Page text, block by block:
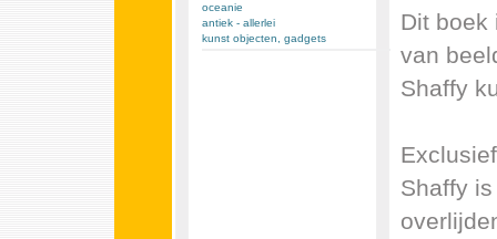
oceanie
antiek - allerlei
kunst objecten, gadgets
Dit boek
van
Shaffy
Shaffy